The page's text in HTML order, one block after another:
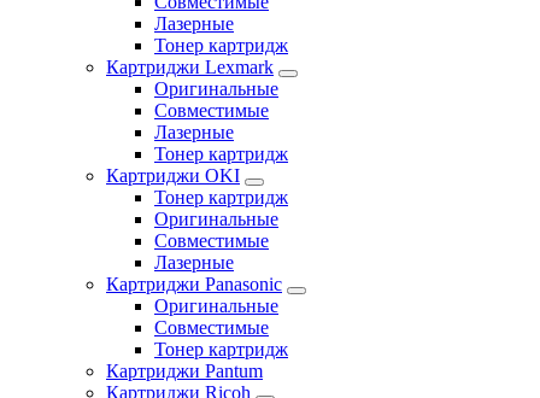
Лазерные
Тонер картридж
Картриджи Lexmark
Оригинальные
Совместимые
Лазерные
Тонер картридж
Картриджи OKI
Тонер картридж
Оригинальные
Совместимые
Лазерные
Картриджи Panasonic
Оригинальные
Совместимые
Тонер картридж
Картриджи Pantum
Картриджи Ricoh